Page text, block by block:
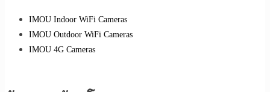
IMOU Indoor WiFi Cameras
IMOU Outdoor WiFi Cameras
IMOU 4G Cameras